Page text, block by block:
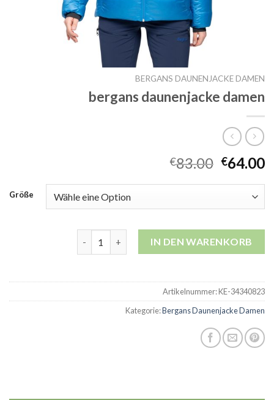
BERGANS DAUNENJACKE DAMEN
bergans daunenjacke damen
€83.00 €64.00
Größe
bergans daunenjacke damen Menge
IN DEN WARENKORB
Artikelnummer:KE-34340823
Kategorie:Bergans Daunenjacke Damen